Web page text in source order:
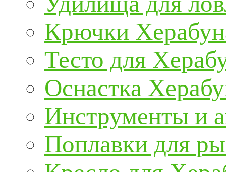
Крючки
Тесто для
Оснастка
Инструменты и
Поплавки для